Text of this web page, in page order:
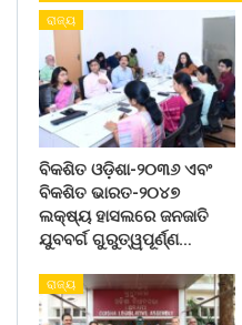
ରାଜ୍ୟ
ବିକଶିତ ଓଡ଼ିଶା-୨୦୩୬ ଏବଂ
ବିକଶିତ ଭାରତ-୨୦୪୭
ଲକ୍ଷ୍ୟ ହାସଲରେ ଜନଜାତି
ଯୁବବର୍ଗ ଗୁରୁତ୍ୱପୂର୍ଣ୍ଣ…
ରାଜ୍ୟ